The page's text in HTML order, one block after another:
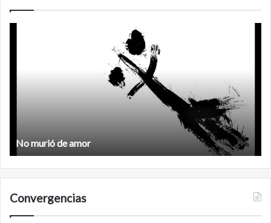
No murió de amor
Convergencias